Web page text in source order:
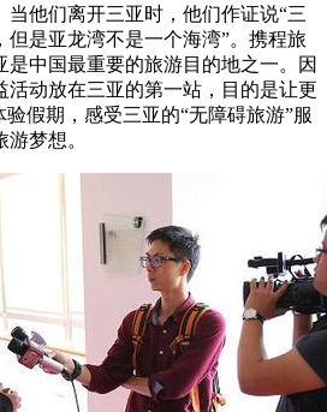
当他们离开三亚时，他们作证说“三
但是亚龙湾不是一个海湾”。携程旅
是中国最重要的旅游目的地之一。因
活动放在三亚的第一站，目的是让更
假期，感受三亚的“无障碍旅游”服
梦想。